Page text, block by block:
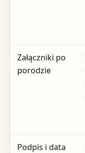
Załączniki po
porodzie
Podpis i data